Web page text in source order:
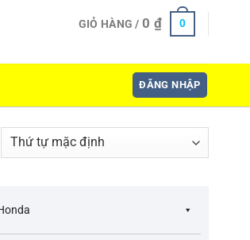
GIỎ HÀNG / 0 ₫ 0
ĐĂNG NHẬP